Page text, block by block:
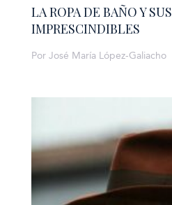
LA ROPA DE BAÑO Y SUS
IMPRESCINDIBLES
Por José María López-Galiacho